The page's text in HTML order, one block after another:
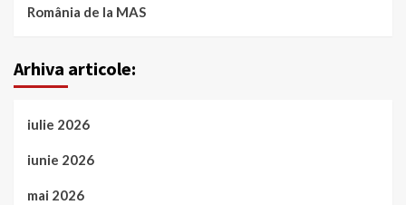
România de la MAS
Arhiva articole:
iulie 2026
iunie 2026
mai 2026